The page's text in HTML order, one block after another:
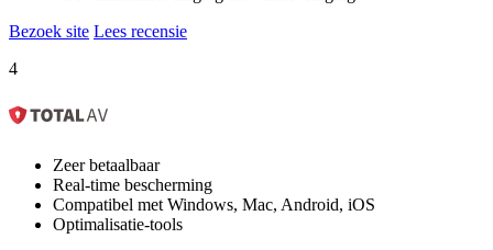
Bezoek site Lees recensie
4
Zeer betaalbaar
Real-time bescherming
Compatibel met Windows, Mac, Android, iOS
Optimalisatie-tools